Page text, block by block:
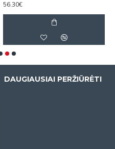
56.30€
DAUGIAUSIAI PERŽIŪRĖTI